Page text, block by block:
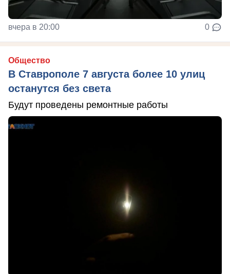
вчера в 20:00 0
Общество
В Ставрополе 7 августа более 10 улиц
останутся без света
Будут проведены ремонтные работы